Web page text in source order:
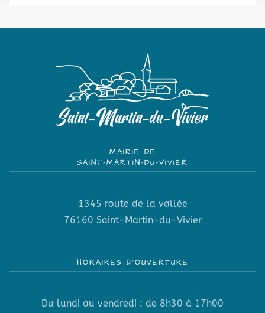
MAIRIE DE
SAINT-MARTIN-DU-VIVIER
1345 route de la vallée
76160 Saint-Martin-du-Vivier
HORAIRES D’OUVERTURE
Du lundi au vendredi : de 8h30 à 17h00